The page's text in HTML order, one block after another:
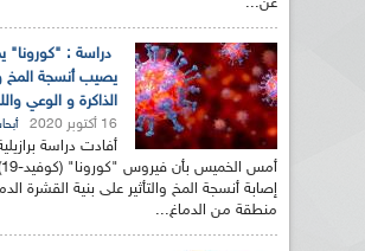
عن...
دراسة : "كورونا"
يصيب أنسجة المخ
الذاكرة و الوعي
16 أكتوبر 2020
أفادت دراسة
إصابة أنسجة المخ والتأثير على بنية القشرة
منطقة من الدماغ...